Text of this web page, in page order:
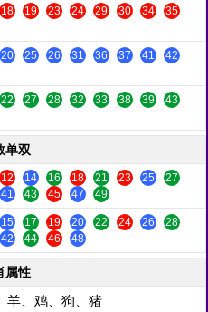
18 19 23 24 29 30 34
35
20 25 26 31 36 37 41
42
22 27 28 32 33 38 39
43
单双
12 14 16 18 21 23 25
27
41 43 45 47 49
15 17 19 20 22 24 26
28
42 44 46 48
属性
羊、鸡、狗、猪